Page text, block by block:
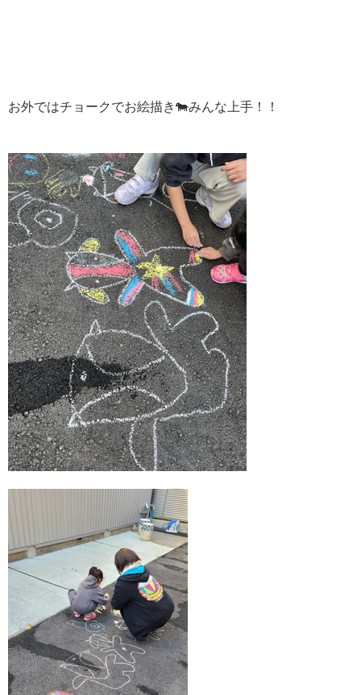
お外ではチョークでお絵描き🐄みんな上手！！